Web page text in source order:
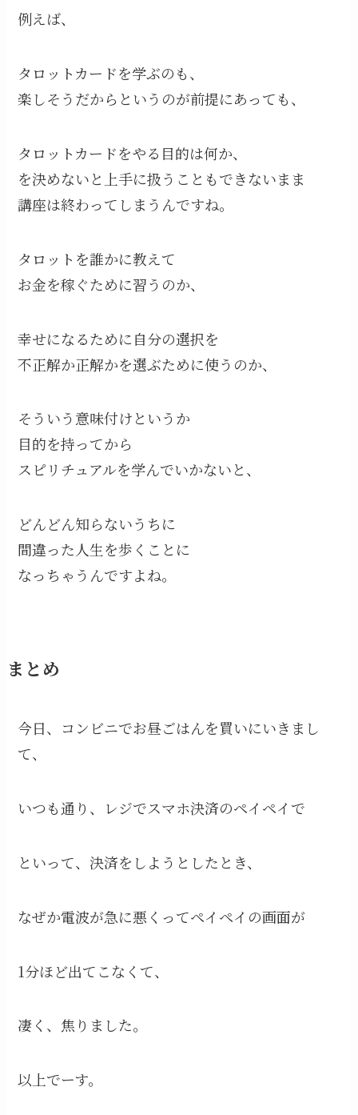
例えば、
タロットカードを学ぶのも、
楽しそうだからというのが前提にあっても、
タロットカードをやる目的は何か、
を決めないと上手に扱うこともできないまま
講座は終わってしまうんですね。
タロットを誰かに教えて
お金を稼ぐために習うのか、
幸せになるために自分の選択を
不正解か正解かを選ぶために使うのか、
そういう意味付けというか
目的を持ってから
スピリチュアルを学んでいかないと、
どんどん知らないうちに
間違った人生を歩くことに
なっちゃうんですよね。
まとめ
今日、コンビニでお昼ごはんを買いにいきまし
て、
いつも通り、レジでスマホ決済のペイペイで
といって、決済をしようとしたとき、
なぜか電波が急に悪くってペイペイの画面が
1分ほど出てこなくて、
凄く、焦りました。
以上でーす。